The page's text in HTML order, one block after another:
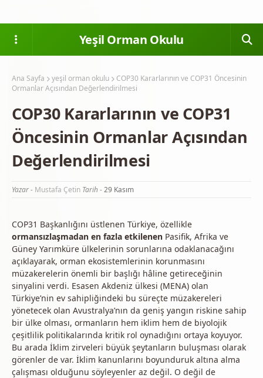
Yeşil Orman Okulu
Ana Sayfa yeşil orman okulu
COP30 Kararlarının ve COP31 Öncesinin
Ormanlar Açısından Değerlendirilmesi
COP30 Kararlarının ve COP31
Öncesinin Ormanlar Açısından
Değerlendirilmesi
Yazar - Mustafa Çetin Tarih -29 Kasım
COP31 Başkanlığını üstlenen Türkiye, özellikle
ormansızlaşmadan en fazla etkilenen Pasifik, Afrika ve
Güney Yarımküre ülkelerinin sorunlarına odaklanacağını
açıklayarak, orman ekosistemlerinin korunmasını
müzakerelerin önemli bir başlığı hâline getireceğinin
sinyalini verdi. Esasen Akdeniz ülkesi (MENA) olan
Türkiye’nin ev sahipliğindeki bu süreçte müzakereleri
yönetecek olan Avustralya’nın da geniş yangın riskine sahip
bir ülke olması, ormanların hem iklim hem de biyolojik
çeşitlilik politikalarında kritik rol oynadığını ortaya koyuyor.
Bu arada İklim zirveleri büyük şeytanların buluşması olarak
görenler de var. İklim kanunlarını boyunduruk altına alma
çalışması olduğunu söyleyenler az değil. O değil de